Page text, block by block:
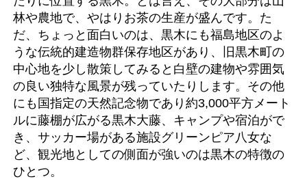
林や農地で、やはりお茶の生産が盛んです。た
だ、ちょっと面白いのは、黒木にも福島地区のよ
うな伝統的建造物群保存地区があり、旧黒木町の
中心地を少し散策してみると白壁の建物や雰囲気
の良い独特な風景が残っていたりします。その他
にも国指定の天然記念物であり約3,000平方メート
ルに藤棚が広がる黒木大藤、キャンプや宿泊がで
き、サッカー場がある施設グリーンピア八女な
ど、観光地としての側面が強いのは黒木の特徴の
ひとつ。